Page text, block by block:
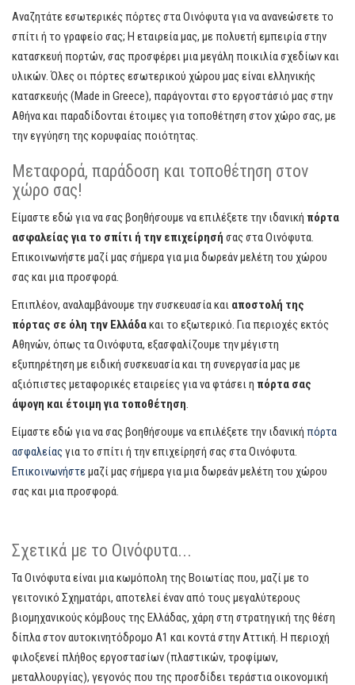
Αναζητάτε εσωτερικές πόρτες στα Οινόφυτα για να ανανεώσετε το
σπίτι ή το γραφείο σας; Η εταιρεία μας, με πολυετή εμπειρία στην
κατασκευή πορτών, σας προσφέρει μια μεγάλη ποικιλία σχεδίων και
υλικών. Όλες οι πόρτες εσωτερικού χώρου μας είναι ελληνικής
κατασκευής (Made in Greece), παράγονται στο εργοστάσιό μας στην
Αθήνα και παραδίδονται έτοιμες για τοποθέτηση στον χώρο σας, με
την εγγύηση της κορυφαίας ποιότητας.
Μεταφορά, παράδοση και τοποθέτηση στον
χώρο σας!
Είμαστε εδώ για να σας βοηθήσουμε να επιλέξετε την ιδανική πόρτα
ασφαλείας για το σπίτι ή την επιχείρησή σας στα Οινόφυτα.
Επικοινωνήστε μαζί μας σήμερα για μια δωρεάν μελέτη του χώρου
σας και μια προσφορά.
Επιπλέον, αναλαμβάνουμε την συσκευασία και αποστολή της
πόρτας σε όλη την Ελλάδακαι το εξωτερικό. Για περιοχές εκτός
Αθηνών, όπως τα Οινόφυτα, εξασφαλίζουμε την μέγιστη
εξυπηρέτηση με ειδική συσκευασία και τη συνεργασία μας με
αξιόπιστες μεταφορικές εταιρείες για να φτάσει η πόρτα σας
άψογη και έτοιμη για τοποθέτηση.
Είμαστε εδώ για να σας βοηθήσουμε να επιλέξετε την ιδανική πόρτα
ασφαλείαςγια το σπίτι ή την επιχείρησή σας στα Οινόφυτα.
Επικοινωνήστε μαζί μας σήμερα για μια δωρεάν μελέτη του χώρου
σας και μια προσφορά.
Σχετικά με το Οινόφυτα...
Τα Οινόφυτα είναι μια κωμόπολη της Βοιωτίας που, μαζί με το
γειτονικό Σχηματάρι, αποτελεί έναν από τους μεγαλύτερους
βιομηχανικούς κόμβους της Ελλάδας, χάρη στη στρατηγική της θέση
δίπλα στον αυτοκινητόδρομο Α1 και κοντά στην Αττική. Η περιοχή
φιλοξενεί πλήθος εργοστασίων (πλαστικών, τροφίμων,
μεταλλουργίας), γεγονός που της προσδίδει τεράστια οικονομική